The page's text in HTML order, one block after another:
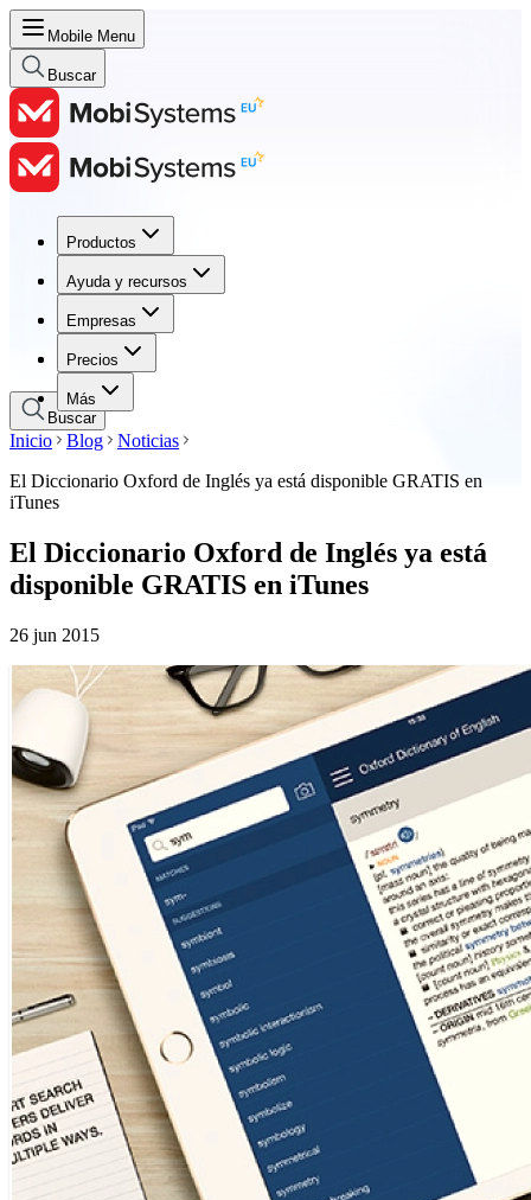
Mobile Menu
Buscar
Productos
Ayuda y recursos
Empresas
Precios
Más
Productos
Ayuda y recursos
Empresas
Precios
Buscar
Inicio Blog
Noticias
El Diccionario Oxford de Inglés ya está disponible GRATIS en
iTunes
El Diccionario Oxford de Inglés ya está
disponible GRATIS en iTunes
26 jun 2015